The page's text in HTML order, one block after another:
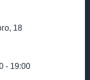
18
- 19:00